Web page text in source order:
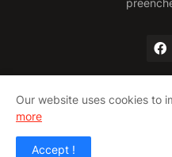
Home
Our website uses cookies to
more
Accept !